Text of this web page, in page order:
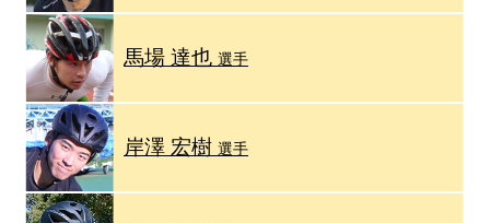
馬場 達也選手
岸澤 宏樹 選手